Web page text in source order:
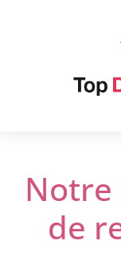
Notre
de